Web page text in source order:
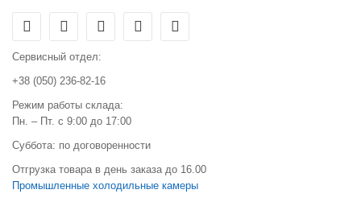
Сервисный отдел:
+38 (050) 236-82-16
Режим работы склада:
Пн. – Пт. с 9:00 до 17:00
Суббота: по договоренности
Отгрузка товара в день заказа до 16.00
Промышленные холодильные камеры